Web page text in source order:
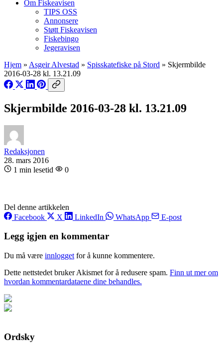
Om Fiskeavisen
TIPS OSS
Annonsere
Støtt Fiskeavisen
Fiskebingo
Jegeravisen
Hjem » Asgeir Alvestad » Spisskatefiske på Stord » Skjermbilde
2016-03-28 kl. 13.21.09
Skjermbilde 2016-03-28 kl. 13.21.09
Redaksjonen
28. mars 2016
1 min lesetid
0
Del denne artikkelen
Facebook
X LinkedIn WhatsApp E-post
Legg igjen en kommentar
Du må være innlogget for å kunne kommentere.
Dette nettstedet bruker Akismet for å redusere spam. Finn ut mer om
hvordan kommentardataene dine behandles.
Ordsky